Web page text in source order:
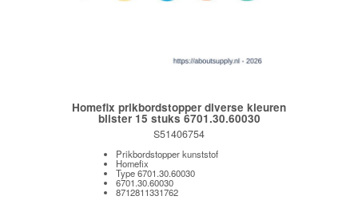
Homefix prikbordstopper diverse kleuren
blister 15 stuks 6701.30.60030
S51406754
Prikbordstopper kunststof
Homefix
Type 6701.30.60030
6701.30.60030
8712811331762